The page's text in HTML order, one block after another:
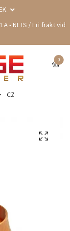
- NETS / Fri frakt vid
0
CZ